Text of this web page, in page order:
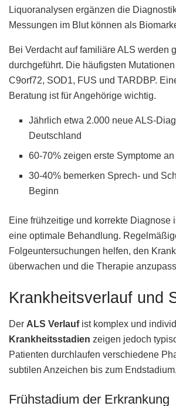
Liquoranalysen ergänzen die
Messungen im Blut können als
Bei Verdacht auf familiäre ALS werden
durchgeführt. Die häufigsten
C9orf72, SOD1, FUS und TARDBP.
Beratung ist für Angehörige wichtig.
Jährlich etwa 2.000 neue ALS-
Deutschland
60-70% zeigen erste Symptome
30-40% bemerken Sprech- und
Beginn
Eine frühzeitige und korrekte Diagnose
eine optimale Behandlung.
Folgeuntersuchungen helfen, den
überwachen und die Therapie
Krankheitsverlauf und
Der ALS Verlaufist komplex und
Krankheitsstadien zeigen jedoch
Patienten durchlaufen verschiedene
subtilen Anzeichen bis zum Endstadium.
Frühstadium der Erkrankung